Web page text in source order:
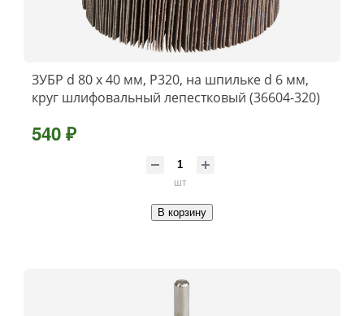
ЗУБР d 80 x 40 мм, P320, на шпильке d 6 мм,
круг шлифовальный лепестковый (36604-320)
540 ₽
шт
В корзину